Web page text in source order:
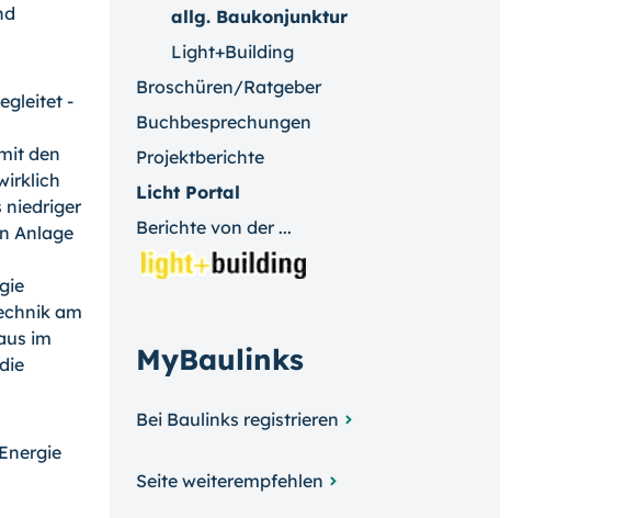
-
den
niedriger
Anlage
am
im
allg. Baukonjunktur
Light+Building
Broschüren/Ratgeber
Buchbesprechungen
Projektberichte
Licht Portal
Berichte von der ...
MyBaulinks
Bei Baulinks registrieren
Seite weiterempfehlen